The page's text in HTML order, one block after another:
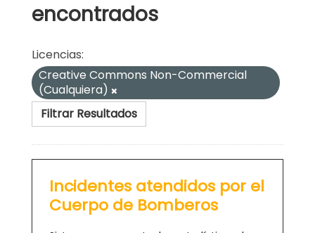
encontrados
Licencias:
Creative Commons Non-Commercial
(Cualquiera)
Filtrar Resultados
Incidentes atendidos por el
Cuerpo de Bomberos